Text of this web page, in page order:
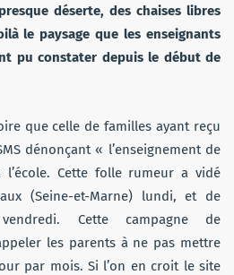
déserte, des chaises libres
le paysage que les enseignants
pu constater depuis le début de
que celle de familles ayant reçu
dénonçant « l’enseignement de
Cette folle rumeur a vidé
(Seine-et-Marne) lundi, et de
Cette campagne de
les parents à ne pas mettre
par mois. Si l’on en croit le site